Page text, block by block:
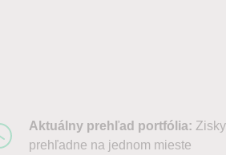
Aktuálny prehľad portfólia:
prehľadne na jednom mieste